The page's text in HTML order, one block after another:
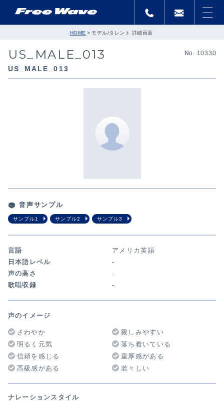
HOME モデル/タレント 詳細画面
US_MALE_013
US_MALE_013
No. 10330
音声サンプル
サンプル1 サンプル2 サンプル3
言語
アメリカ英語
日本語レベル
-
声の高さ
-
歌唱収録
-
声のイメージ
さわやか
親しみやすい
明るく元気
落ち着いている
信頼を感じる
重厚感がある
高級感がある
若々しい
ナレーションスタイル